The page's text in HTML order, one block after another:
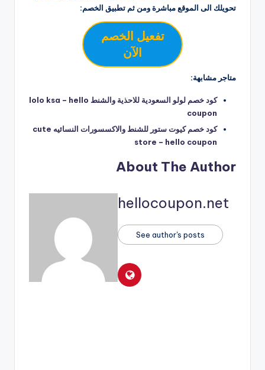
تحويلك الى الموقع مباشرة ومن ثم تطبيق الخصم:
تفعيل الخصم
الآن
متاجر مشابهة:
كود خصم لولو السعودية للاحذية والشنط lolo ksa – hello
coupon
كود خصم كيوت ستور للشنط والاكسسورات النسائيه cute
store – hello coupon
About The Author
hellocoupon.net
See author's posts